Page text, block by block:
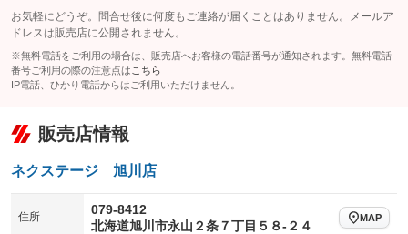
お気軽にどうぞ。問合せ後に何度もご連絡が届くことはありません。メールア
ドレスは販売店に公開されません。
※無料電話をご利用の場合は、販売店へお客様の電話番号が通知されます。無料電話
番号ご利用の際の注意点は こちら
IP電話、ひかり電話からはご利用いただけません。
販売店情報
ネクステージ 旭川店
住所
079-8412
北海道旭川市永山２条７丁目５８‐２４
MAP